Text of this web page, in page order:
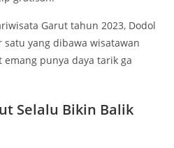
Garut tahun 2023, Dodol
yang dibawa wisatawan
punya daya tarik ga
Selalu Bikin Balik